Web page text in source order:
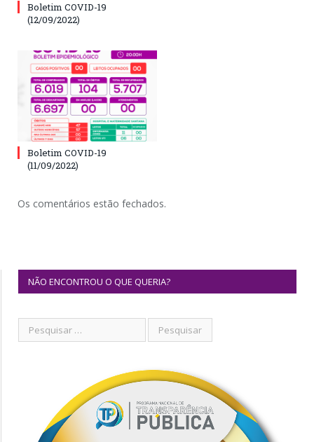
Boletim COVID-19
(12/09/2022)
Boletim COVID-19
(11/09/2022)
Os comentários estão fechados.
NÃO ENCONTROU O QUE QUERIA?